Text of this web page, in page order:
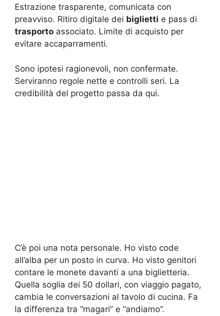
Estrazione trasparente, comunicata con
preavviso. Ritiro digitale dei biglietti e pass di
trasporto associato. Limite di acquisto per
evitare accaparramenti.
Sono ipotesi ragionevoli, non confermate.
Serviranno regole nette e controlli seri. La
credibilità del progetto passa da qui.
C’è poi una nota personale. Ho visto code
all’alba per un posto in curva. Ho visto genitori
contare le monete davanti a una biglietteria.
Quella soglia dei 50 dollari, con viaggio pagato,
cambia le conversazioni al tavolo di cucina. Fa
la differenza tra “magari” e “andiamo”.